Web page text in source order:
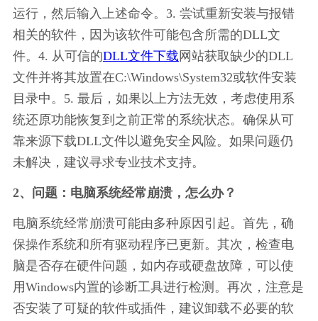
运行，然后输入上述命令。3. 尝试重新安装与报错
相关的软件，因为该软件可能包含所需的DLL文
件。4. 从可信的DLL文件下载 网站获取缺少的DLL
文件并将其放置在C:\Windows\System32或软件安装
目录中。5. 最后，如果以上方法无效，考虑使用系
统还原功能恢复到之前正常的系统状态。确保从可
靠来源下载DLL文件以避免安全风险。如果问题仍
未解决，建议寻求专业技术支持。
2、问题：电脑系统经常崩溃，怎么办？
电脑系统经常崩溃可能由多种原因引起。首先，确
保操作系统和所有驱动程序已更新。其次，检查电
脑是否存在硬件问题，如内存或硬盘故障，可以使
用Windows内置的诊断工具进行检测。再次，注意是
否安装了可疑的软件或插件，建议卸载不必要的软